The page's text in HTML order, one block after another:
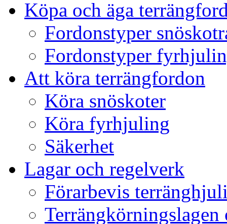
Köpa och äga
Fordonstyper
Fordonstyper
Att köra terrängfordon
Köra snöskoter
Köra fyrhjuling
Säkerhet
Lagar och regelverk
Förarbevis